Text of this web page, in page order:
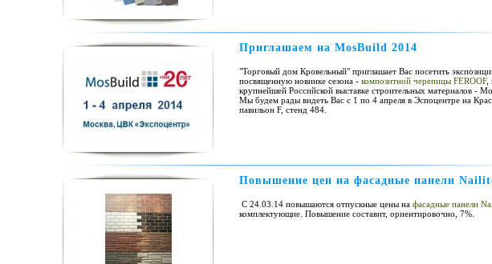
Приглашаем на MosBuild 2014
"Торговый дом Кровельный" приглашает Вас посетить
посвященную новинке сезона - композитной черепицы FEROOF,
крупнейшей Российской выставке строительных материалов -
Мы будем рады видеть Вас c 1 по 4 апреля в Эспоцентре на
павильон F, стенд 484.
Повышение цен на фасадные панели
С 24.03.14 повышаются отпускные цены на фасадные панели
комплектующие. Повышение составит, ориентировочно, 7%.